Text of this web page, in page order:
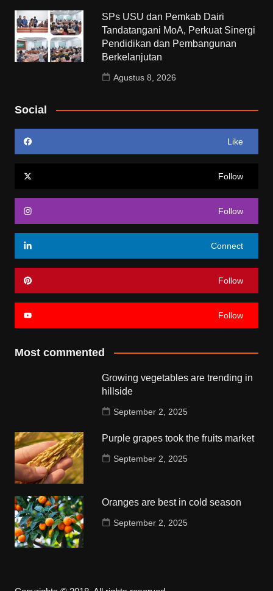
SPs USU dan Pemkab Dairi
Tandatangani MoA, Perkuat Sinergi
Pendidikan dan Pembangunan
Berkelanjutan
Agustus 8, 2026
Social
Like
Follow
Follow
Connect
Follow
Follow
Most commented
Growing vegetables are trending in
hillside
September 2, 2025
Purple grapes took the fruits market
September 2, 2025
Oranges are best in cold season
September 2, 2025